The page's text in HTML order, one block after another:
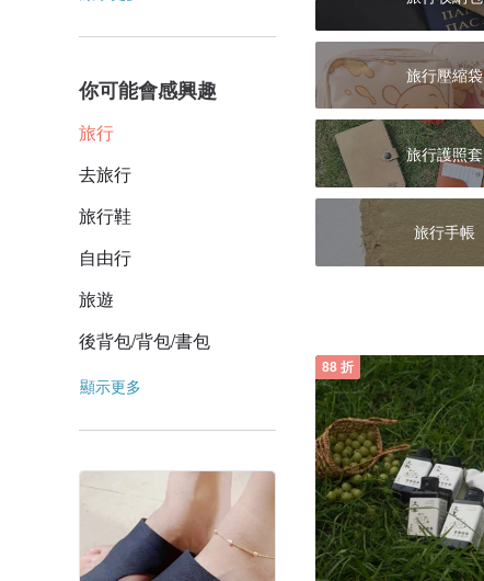
你可能會感興趣
旅行
去旅行
旅行鞋
自由行
旅遊
後背包/背包/書包
顯示更多
旅行壓縮袋
旅行護照套
旅行手帳
88 折